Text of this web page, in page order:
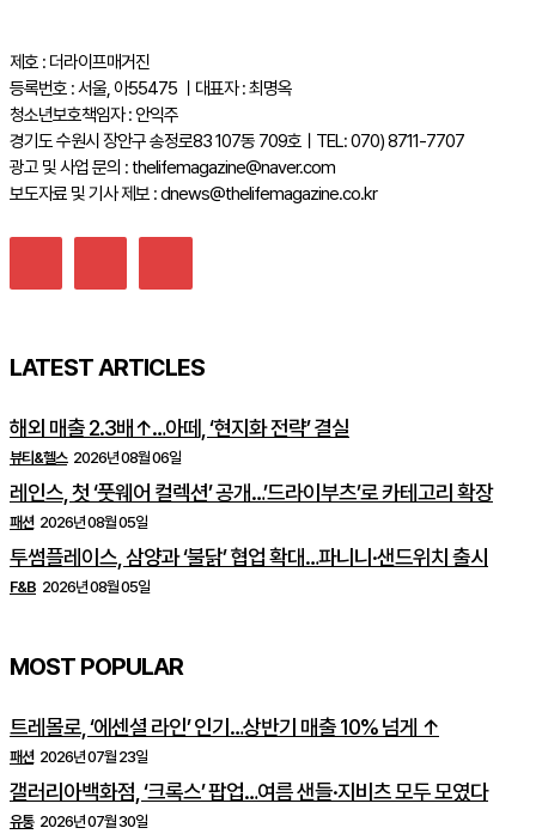
제호 : 더라이프매거진
등록번호 : 서울, 아55475 ㅣ대표자 : 최명옥
청소년보호책임자 : 안익주
경기도 수원시 장안구 송정로83 107동 709호ㅣTEL: 070) 8711-7707
광고 및 사업 문의 : thelifemagazine@naver.com
보도자료 및 기사 제보 : dnews@thelifemagazine.co.kr
LATEST ARTICLES
해외 매출 2.3배↑…아떼, ‘현지화 전략’ 결실
뷰티&헬스 2026년 08월 06일
레인스, 첫 ‘풋웨어 컬렉션’ 공개…’드라이부츠’로 카테고리 확장
패션 2026년 08월 05일
투썸플레이스, 삼양과 ‘불닭’ 협업 확대…파니니·샌드위치 출시
F&B 2026년 08월 05일
MOST POPULAR
트레몰로, ‘에센셜 라인’ 인기…상반기 매출 10% 넘게 ↑
패션 2026년 07월 23일
갤러리아백화점, ‘크록스’ 팝업…여름 샌들·지비츠 모두 모였다
유통 2026년 07월 30일